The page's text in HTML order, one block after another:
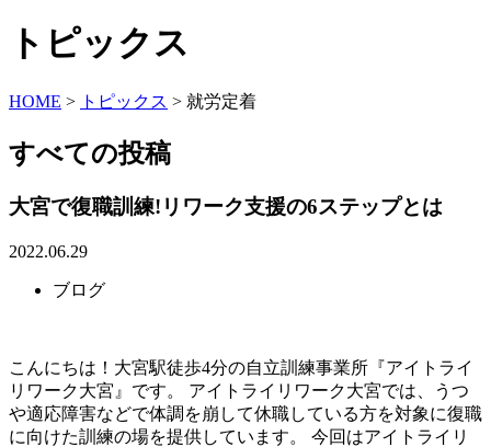
トピックス
HOME > トピックス > 就労定着
すべての投稿
大宮で復職訓練!リワーク支援の6ステップとは
2022.06.29
ブログ
こんにちは！大宮駅徒歩4分の自立訓練事業所『アイトライ
リワーク大宮』です。 アイトライリワーク大宮では、うつ
や適応障害などで体調を崩して休職している方を対象に復職
に向けた訓練の場を提供しています。 今回はアイトライリ